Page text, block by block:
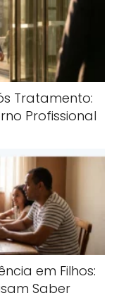
Tratamento:
Profissional
em Filhos:
Saber